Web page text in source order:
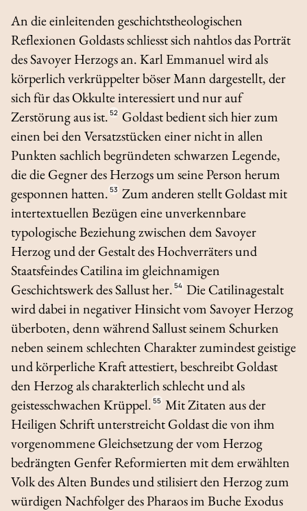
An die einleitenden geschichtstheologischen
Reflexionen Goldasts schliesst sich nahtlos das Porträt
des Savoyer Herzogs an. Karl Emmanuel wird als
körperlich verkrüppelter böser Mann dargestellt, der
sich für das Okkulte interessiert und nur auf
Zerstörung aus ist. 52 Goldast bedient sich hier zum
einen bei den Versatzstücken einer nicht in allen
Punkten sachlich begründeten schwarzen Legende,
die die Gegner des Herzogs um seine Person herum
gesponnen hatten. 53 Zum anderen stellt Goldast mit
intertextuellen Bezügen eine unverkennbare
typologische Beziehung zwischen dem Savoyer
Herzog und der Gestalt des Hochverräters und
Staatsfeindes Catilina im gleichnamigen
Geschichtswerk des Sallust her. 54 Die Catilinagestalt
wird dabei in negativer Hinsicht vom Savoyer Herzog
überboten, denn während Sallust seinem Schurken
neben seinem schlechten Charakter zumindest geistige
und körperliche Kraft attestiert, beschreibt Goldast
den Herzog als charakterlich schlecht und als
geistesschwachen Krüppel. 55 Mit Zitaten aus der
Heiligen Schrift unterstreicht Goldast die von ihm
vorgenommene Gleichsetzung der vom Herzog
bedrängten Genfer Reformierten mit dem erwählten
Volk des Alten Bundes und stilisiert den Herzog zum
würdigen Nachfolger des Pharaos im Buche Exodus